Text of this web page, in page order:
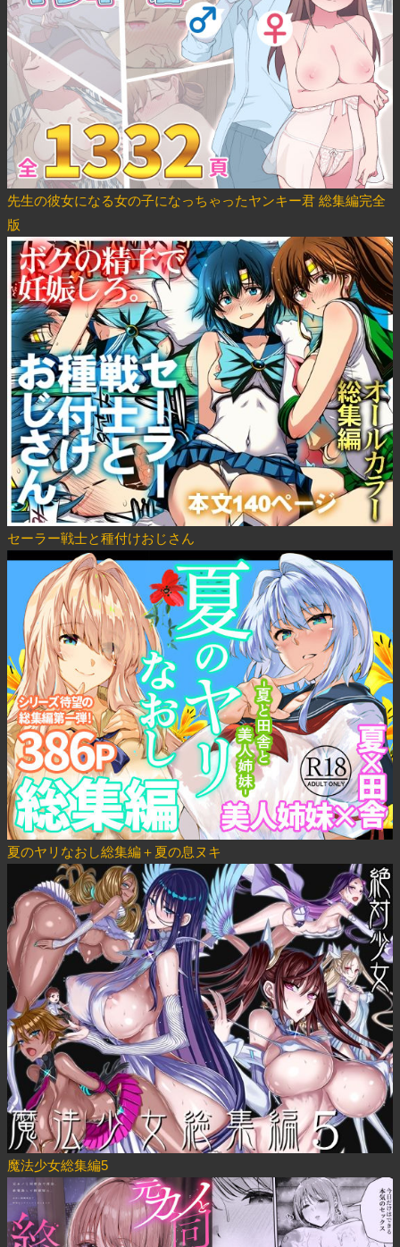
先生の彼女になる女の子になっちゃったヤンキー君 総集編完全
版
セーラー戦士と種付けおじさん
夏のヤリなおし総集編＋夏の息ヌキ
魔法少女総集編5